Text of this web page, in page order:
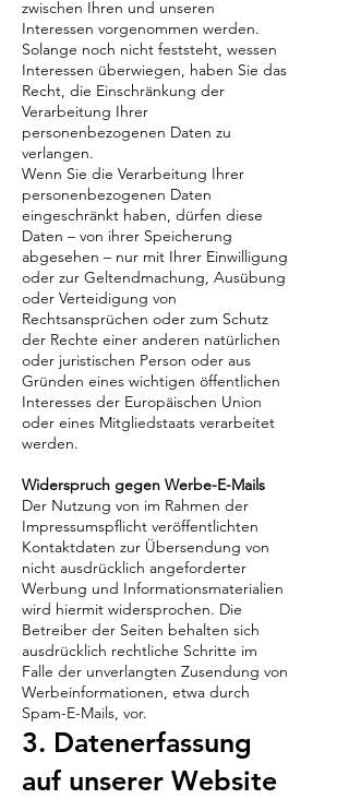
zwischen Ihren und unseren
Interessen vorgenommen werden.
Solange noch nicht feststeht, wessen
Interessen überwiegen, haben Sie das
Recht, die Einschränkung der
Verarbeitung Ihrer
personenbezogenen Daten zu
verlangen.
Wenn Sie die Verarbeitung Ihrer
personenbezogenen Daten
eingeschränkt haben, dürfen diese
Daten – von ihrer Speicherung
abgesehen – nur mit Ihrer Einwilligung
oder zur Geltendmachung, Ausübung
oder Verteidigung von
Rechtsansprüchen oder zum Schutz
der Rechte einer anderen natürlichen
oder juristischen Person oder aus
Gründen eines wichtigen öffentlichen
Interesses der Europäischen Union
oder eines Mitgliedstaats verarbeitet
werden.
Widerspruch gegen Werbe-E-Mails
Der Nutzung von im Rahmen der
Impressumspflicht veröffentlichten
Kontaktdaten zur Übersendung von
nicht ausdrücklich angeforderter
Werbung und Informationsmaterialien
wird hiermit widersprochen. Die
Betreiber der Seiten behalten sich
ausdrücklich rechtliche Schritte im
Falle der unverlangten Zusendung von
Werbeinformationen, etwa durch
Spam-E-Mails, vor.
3. Datenerfassung
auf unserer Website